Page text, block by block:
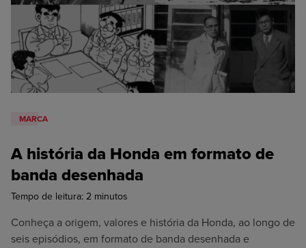
MARCA
A história da Honda em formato de
banda desenhada
Tempo de leitura: 2 minutos
Conheça a origem, valores e história da Honda, ao longo de
seis episódios, em formato de banda desenhada e